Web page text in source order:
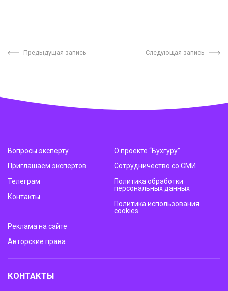
Предыдущая запись Следующая запись
Вопросы эксперту
Приглашаем экспертов
Телеграм
Контакты
О проекте “Бухгуру”
Сотрудничество со СМИ
Политика обработки
персональных данных
Политика использования
cookies
Реклама на сайте
Авторские права
КОНТАКТЫ